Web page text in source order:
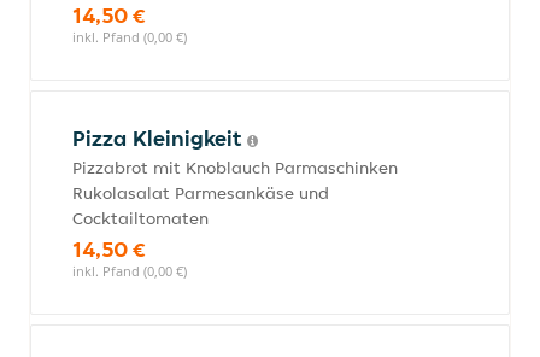
14,50 €
inkl. Pfand (0,00 €)
Pizza Kleinigkeit
Pizzabrot mit Knoblauch Parmaschinken
Rukolasalat Parmesankäse und
Cocktailtomaten
14,50 €
inkl. Pfand (0,00 €)